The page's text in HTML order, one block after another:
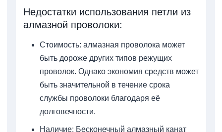
Недостатки использования петли из
алмазной проволоки:
Стоимость: алмазная проволока может
быть дороже других типов режущих
проволок. Однако экономия средств может
быть значительной в течение срока
службы проволоки благодаря её
долговечности.
Наличие: Бесконечный алмазный канат